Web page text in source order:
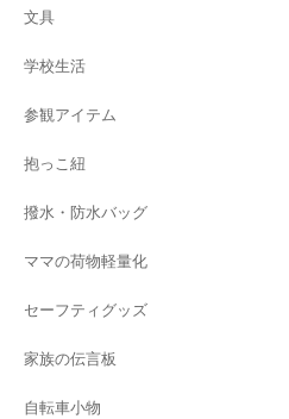
文具
学校生活
参観アイテム
抱っこ紐
撥水・防水バッグ
ママの荷物軽量化
セーフティグッズ
家族の伝言板
自転車小物